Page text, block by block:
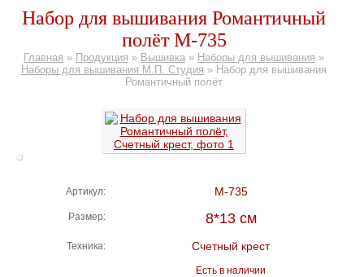
Набор для вышивания Романтичный
полёт М-735
Главная » Продукция » Вышивка » Наборы для вышивания »
Наборы для вышивания М.П. Студия » Набор для вышивания
Романтичный полёт
Артикул: М-735
Размер: 8*13 см
Техника: Счетный крест
Есть в наличии